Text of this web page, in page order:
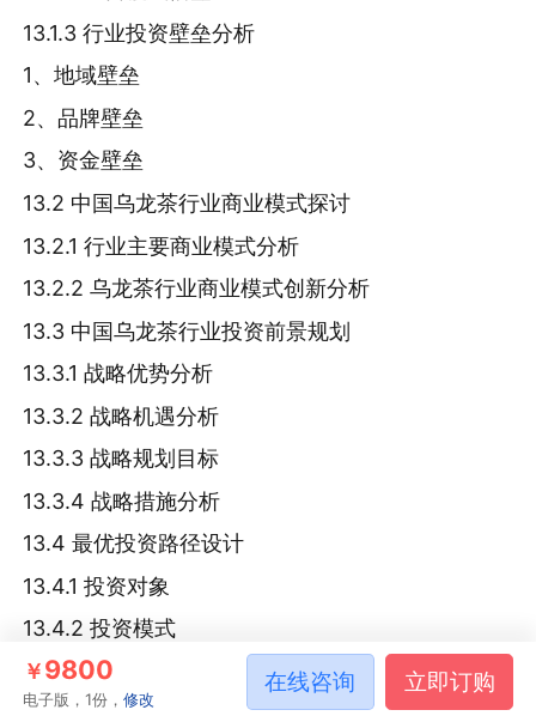
13.1.3 行业投资壁垒分析
1、地域壁垒
2、品牌壁垒
3、资金壁垒
13.2 中国乌龙茶行业商业模式探讨
13.2.1 行业主要商业模式分析
13.2.2 乌龙茶行业商业模式创新分析
13.3 中国乌龙茶行业投资前景规划
13.3.1 战略优势分析
13.3.2 战略机遇分析
13.3.3 战略规划目标
13.3.4 战略措施分析
13.4 最优投资路径设计
13.4.1 投资对象
13.4.2 投资模式
13.4.3 预期财务状况分析
13.4.4 风险资本退出方式
￥9800
电子版，1份，修改
在线咨询 立即订购